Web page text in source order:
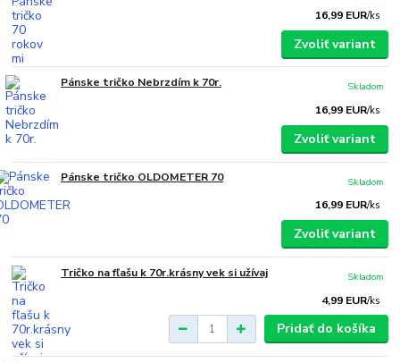
16,99 EUR/ks
Zvoliť variant
Pánske tričko Nebrzdím k 70r.
16,99 EUR/ks
Skladom
Zvoliť variant
Pánske tričko OLDOMETER 70
16,99 EUR/ks
Skladom
Zvoliť variant
Tričko na fľašu k 70r.krásny vek si užívaj
4,99 EUR/ks
Skladom
Pridať do košíka